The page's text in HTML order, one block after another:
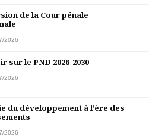
de la Cour pénale
2026
sur le PND 2026-2030
2026
du développement à l’ère des
2026